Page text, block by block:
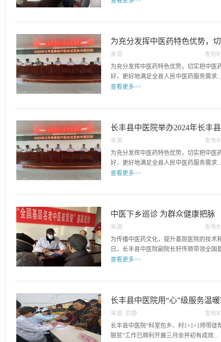
合目标考核工作。本次考核通过查阅资料
方式，针对考核细则和标准，就医疗、
提出针对性的建议。长丰县中医院将持续
头单位的技术引领作用，加强与成员单位
务，规范诊疗行为，让广大群众享受优质
为充分发挥中医药特色优势，
好、发展好、利用好，更好地
务需求，5月29日上午，由县卫
承办的“2024年度长丰县基层中
来源:
发布
29
为充分发挥中医药特色优势，切实把中医
好，更好地满足全县人民中医药服务需求
基层医疗卫生人员参加。本次培训我院精
实践经验的中医院名医和骨干中医师担
第一附属医院骨伤科主任中医师王正、县
中医院领导班子出席本次开班仪式。开班
江华主持，县卫健委医政科负责人张弦、
族的文化瑰宝，希望大家能够认真学习、
的诊疗服务。张弦科长强调，本次培训旨
强化基层中医药人才队伍建设，全面提升
学院员要充分把握好本次学习机会，相互
个宝贵财富继承好、发展好、利用好。
本次培训班将会持续三天时间，通过安徽
查看更多>>
长丰县中医院举办2024年长丰
培训班
来源:
发布
29
为充分发挥中医药特色优势，切实把中医
好，更好地满足全县人民中医药服务需求
基层医疗卫生人员参加。本次培训我院精
实践经验的中医院名医和骨干中医师担
第一附属医院骨伤科主任中医师王正、县
中医院领导班子出席本次开班仪式。开班
江华主持，县卫健委医政科负责人张弦、
族的文化瑰宝，希望大家能够认真学习、
的诊疗服务。张弦科长强调，本次培训旨
强化基层中医药人才队伍建设，全面提升
学院员要充分把握好本次学习机会，相互
个宝贵财富继承好、发展好、利用好。同
查看更多>>
中医下乡巡诊 为群众健康把脉
来源:
发布
16
为传播中医药文化，提升基层医院的技术
日，长丰县中医院副院长轩传顺带领全国
贤俊为前来就诊的村民耐心细致的把脉、
手，详细介绍养生之道，充分发挥中医药
防、早发现、早诊断、早治疗。培训会上
中医药技术和诊疗经验传授给当地医生，
查看更多>>
长丰县中医院用“心”级服务温
来源: 俞静
发布
23
长丰县中医院“科室包乡、村1+1+1师带
脱贫”工作已顺利开展三月余并初有成效...